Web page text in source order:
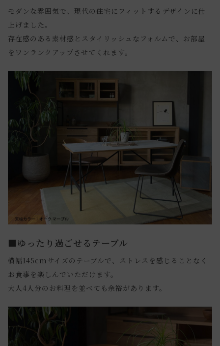
モダンな雰囲気で、現代の住宅にフィットするデザインに仕
上げました。
存在感のある素材感とスタイリッシュなフォルムで、お部屋
をワンランクアップさせてくれます。
■ゆったり過ごせるテーブル
横幅145cmサイズのテーブルで、ストレスを感じることなく
お食事を楽しんでいただけます。
大人4人分のお料理を並べても余裕があります。